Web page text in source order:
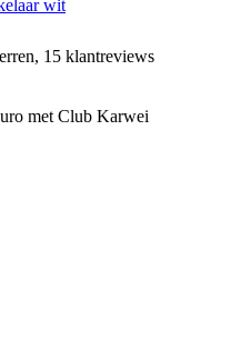
wit
15 klantreviews
met Club Karwei